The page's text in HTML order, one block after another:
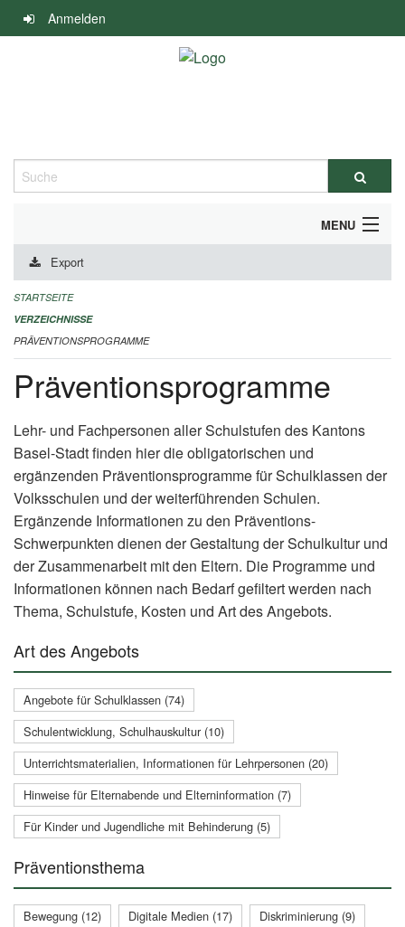
Navigation
überspringen
Anmelden
Suche
MENU
DURCHFÜHRUNG UND FINANZIERUNG
IMPRESSUM
Export
STARTSEITE
VERZEICHNISSE
PRÄVENTIONSPROGRAMME
Präventionsprogramme
Lehr- und Fachpersonen aller Schulstufen des Kantons
Basel-Stadt finden hier die obligatorischen und
ergänzenden Präventionsprogramme für Schulklassen der
Volksschulen und der weiterführenden Schulen.
Ergänzende Informationen zu den Präventions-
Schwerpunkten dienen der Gestaltung der Schulkultur und
der Zusammenarbeit mit den Eltern. Die Programme und
Informationen können nach Bedarf gefiltert werden nach
Thema, Schulstufe, Kosten und Art des Angebots.
Art des Angebots
Angebote für Schulklassen (74)
Schulentwicklung, Schulhauskultur (10)
Unterrichtsmaterialien, Informationen für Lehrpersonen (20)
Hinweise für Elternabende und Elterninformation (7)
Für Kinder und Jugendliche mit Behinderung (5)
Präventionsthema
Bewegung (12) Digitale Medien (17)
Diskriminierung (9)